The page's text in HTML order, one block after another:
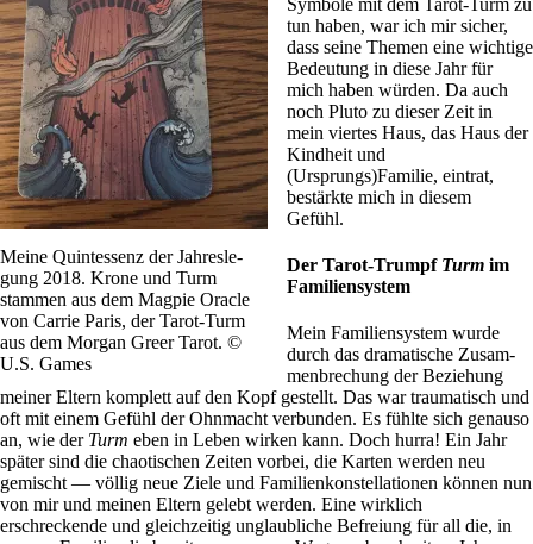
Meine Quint­essenz der Jah­res­le­
gung 2018. Krone und Turm
stammen aus dem Magpie Oracle
von Carrie Paris, der Tarot-Turm
aus dem Morgan Greer Tarot. ©
U.S. Games
tun haben, war ich mir sicher,
dass seine Themen eine wich­tige
Bedeu­tung in diese Jahr für
mich haben würden. Da auch
noch Pluto zu dieser Zeit in
mein viertes Haus, das Haus der
Kind­heit und
(Ursprungs)Familie, ein­trat,
bestärkte mich in diesem
Gefühl.
Der Tarot-Trumpf Turm im
Familiensystem
Mein Fami­li­en­sy­stem wurde
durch das dra­ma­ti­sche Zusam­
men­bre­chung der Bezie­hung
meiner Eltern kom­plett auf den Kopf gestellt. Das war trau­ma­tisch und
oft mit einem Gefühl der Ohn­macht ver­bunden. Es fühlte sich genauso
an, wie der Turm eben in Leben wirken kann. Doch hurra! Ein Jahr
später sind die chao­ti­schen Zeiten vorbei, die Karten werden neu
gemischt — völlig neue Ziele und Fami­li­en­kon­stel­la­tionen können nun
von mir und meinen Eltern gelebt werden. Eine wirk­lich
erschreckende und gleich­zeitig unglaub­liche Befreiung für all die, in